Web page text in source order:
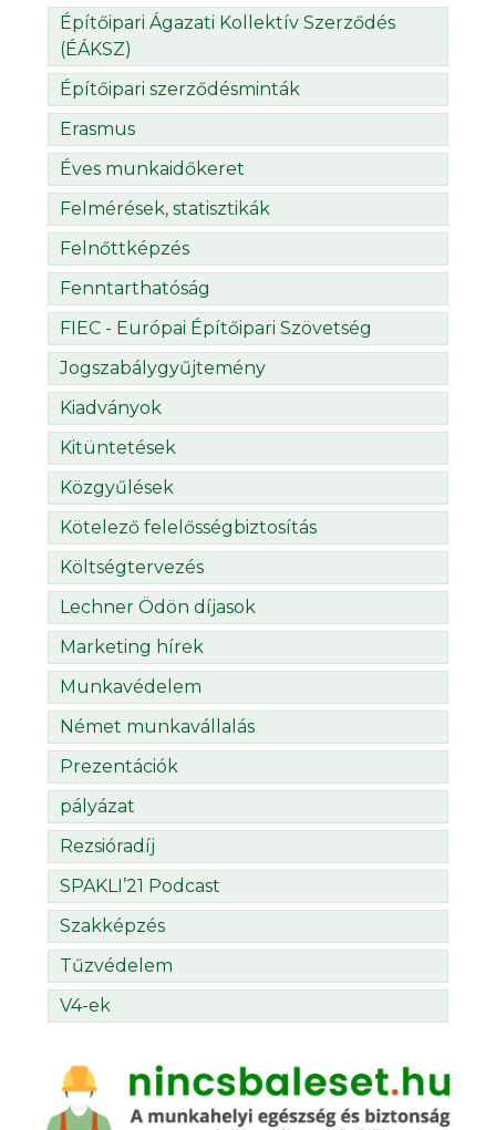
Építőipari Ágazati Kollektív Szerződés
(ÉÁKSZ)
Építőipari szerződésminták
Erasmus
Éves munkaidőkeret
Felmérések, statisztikák
Felnőttképzés
Fenntarthatóság
FIEC - Európai Építőipari Szövetség
Jogszabálygyűjtemény
Kiadványok
Kitüntetések
Közgyűlések
Kötelező felelősségbiztosítás
Költségtervezés
Lechner Ödön díjasok
Marketing hírek
Munkavédelem
Német munkavállalás
Prezentációk
pályázat
Rezsióradíj
SPAKLI’21 Podcast
Szakképzés
Tűzvédelem
V4-ek